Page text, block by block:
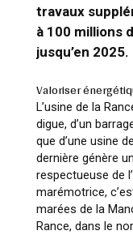
travaux
à 100 millions
jusqu’en 2025.
Valoriser
L’usine de la
digue, d’un
que d’une usine
dernière génère
respectueuse de
marémotrice,
marées de la
Rance, dans le